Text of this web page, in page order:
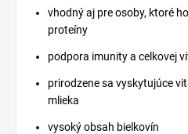
vhodný aj pre osoby, ktoré
proteíny
podpora imunity a celkovej
prirodzene sa vyskytujúce
mlieka
vysoký obsah bielkovín